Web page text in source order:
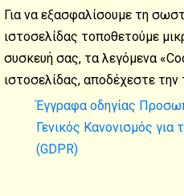
Η Ψηφιακή
ΚΛΕΙΣΤΗ
Για να εξασφαλίσουμε τη
ιστοσελίδας τοποθετούμε
συσκευή σας, τα λεγόμενα
ιστοσελίδας, αποδέχεστε
Έγγραφα οδηγίας
Γενικός Κανονισμός
(GDPR)